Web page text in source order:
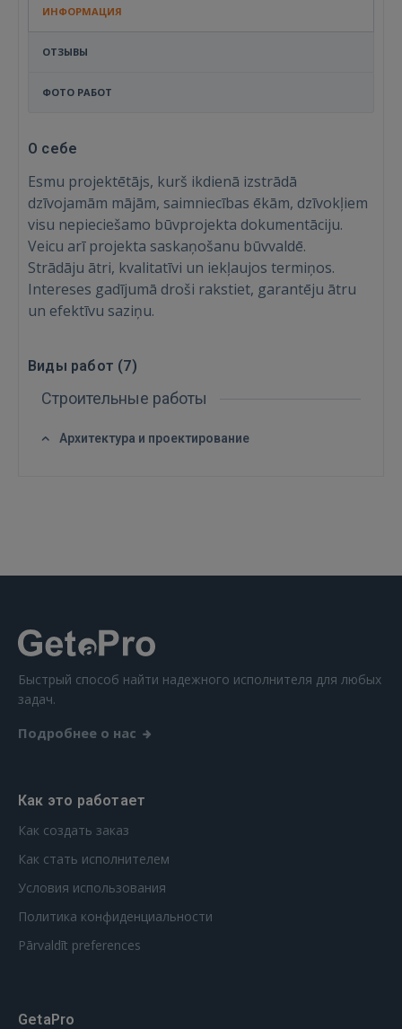
 Sign in with Apple
Ещё не зарегистрированы?
ИНФОРМАЦИЯ
ОТЗЫВЫ
ФОТО РАБОТ
О себе
Esmu projektētājs, kurš ikdienā izstrādā
dzīvojamām mājām, saimniecības ēkām, dzīvokļiem
visu nepieciešamo būvprojekta dokumentāciju.
Veicu arī projekta saskaņošanu būvvaldē.
Strādāju ātri, kvalitatīvi un iekļaujos termiņos.
Intereses gadījumā droši rakstiet, garantēju ātru
un efektīvu saziņu.
Виды работ (7)
Строительные работы
Архитектура и проектирование
Быстрый способ найти надежного исполнителя для любых
задач.
Подробнее о нас
Как это работает
Как создать заказ
Как стать исполнителем
Условия использования
Политика конфиденциальности
Pārvaldīt preferences
GetaPro